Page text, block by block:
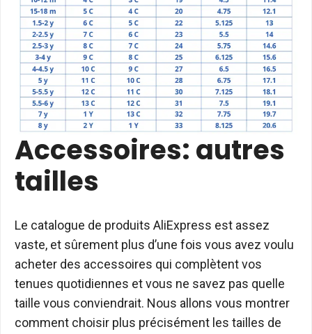
Accessoires: autres
tailles
Le catalogue de produits AliExpress est assez
vaste, et sûrement plus d’une fois vous avez voulu
acheter des accessoires qui complètent vos
tenues quotidiennes et vous ne savez pas quelle
taille vous conviendrait. Nous allons vous montrer
comment choisir plus précisément les tailles de